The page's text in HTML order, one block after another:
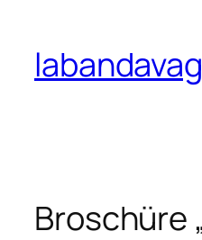
springen
Broschüre